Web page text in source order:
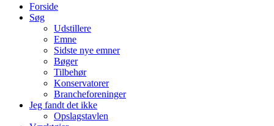
Forside
Søg
Udstillere
Emne
Sidste nye emner
Bøger
Tilbehør
Konservatorer
Brancheforeninger
Jeg fandt det ikke
Opslagstavlen